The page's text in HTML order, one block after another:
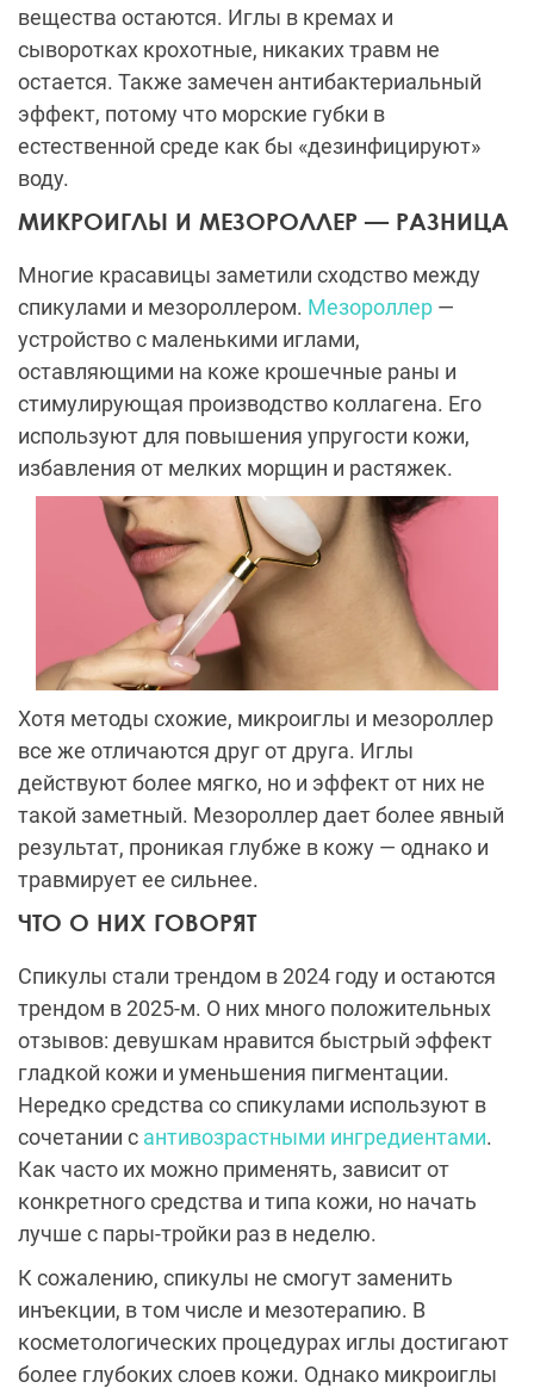
вещества остаются. Иглы в кремах и
сыворотках крохотные, никаких травм не
остается. Также замечен антибактериальный
эффект, потому что морские губки в
естественной среде как бы «дезинфицируют»
воду.
МИКРОИГЛЫ И МЕЗОРОЛЛЕР — РАЗНИЦА
Многие красавицы заметили сходство между
спикулами и мезороллером. Мезороллер —
устройство с маленькими иглами,
оставляющими на коже крошечные раны и
стимулирующая производство коллагена. Его
используют для повышения упругости кожи,
избавления от мелких морщин и растяжек.
Хотя методы схожие, микроиглы и мезороллер
все же отличаются друг от друга. Иглы
действуют более мягко, но и эффект от них не
такой заметный. Мезороллер дает более явный
результат, проникая глубже в кожу — однако и
травмирует ее сильнее.
ЧТО О НИХ ГОВОРЯТ
Спикулы стали трендом в 2024 году и остаются
трендом в 2025-м. О них много положительных
отзывов: девушкам нравится быстрый эффект
гладкой кожи и уменьшения пигментации.
Нередко средства со спикулами используют в
сочетании с антивозрастными ингредиентами.
Как часто их можно применять, зависит от
конкретного средства и типа кожи, но начать
лучше с пары-тройки раз в неделю.
К сожалению, спикулы не смогут заменить
инъекции, в том числе и мезотерапию. В
косметологических процедурах иглы достигают
более глубоких слоев кожи. Однако микроиглы